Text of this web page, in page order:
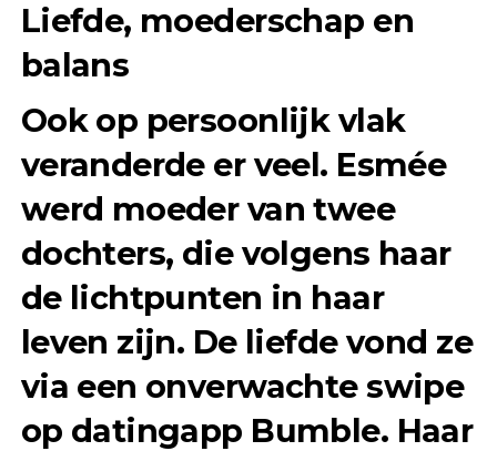
Liefde, moederschap en
balans
Ook op persoonlijk vlak
veranderde er veel. Esmée
werd moeder van twee
dochters, die volgens haar
de lichtpunten in haar
leven zijn. De liefde vond ze
via een onverwachte swipe
op datingapp Bumble. Haar